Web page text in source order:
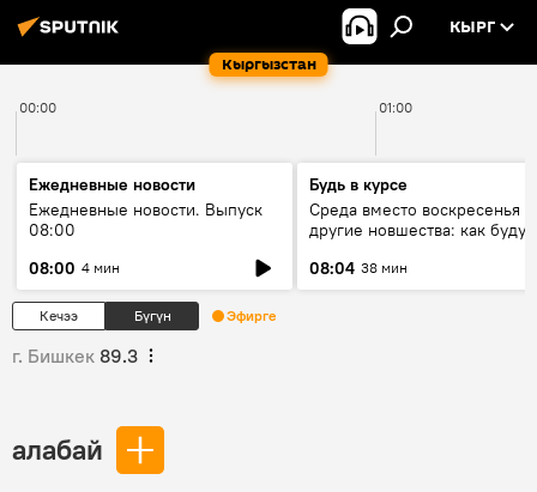
Кыргызстан
КЫРГ
00:00 01:00
Ежедневные новости
Ежедневные новости. Выпуск
08:00
08:00 4 мин
Будь в курсе
Среда вместо воскресенья и
другие новшества: как будут
08:04 38 мин
Кечээ Бүгүн Эфирге
г. Бишкек 89.3
алабай